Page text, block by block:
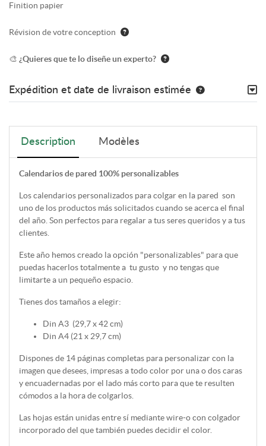
Finition papier
Révision de votre conception
🎨 ¿Quieres que te lo diseñe un experto?
Expédition et date de livraison estimée
Description Modèles
Calendarios de pared 100% personalizables
Los calendarios personalizados para colgar en la pared son
uno de los productos más solicitados cuando se acerca el final
del año. Son perfectos para regalar a tus seres queridos y a tus
clientes.
Este año hemos creado la opción "personalizables" para que
puedas hacerlos totalmente a tu gusto y no tengas que
limitarte a un pequeño espacio.
Tienes dos tamaños a elegir:
Din A3 (29,7 x 42 cm)
Din A4 (21 x 29,7 cm)
Dispones de 14 páginas completas para personalizar con la
imagen que desees, impresas a todo color por una o dos caras
y encuadernadas por el lado más corto para que te resulten
cómodos a la hora de colgarlos.
Las hojas están unidas entre sí mediante wire-o con colgador
incorporado del que también puedes decidir el color.